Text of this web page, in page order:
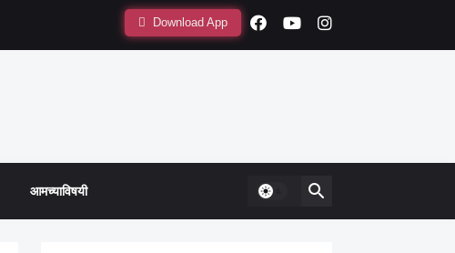
Download App
आमच्याविषयी